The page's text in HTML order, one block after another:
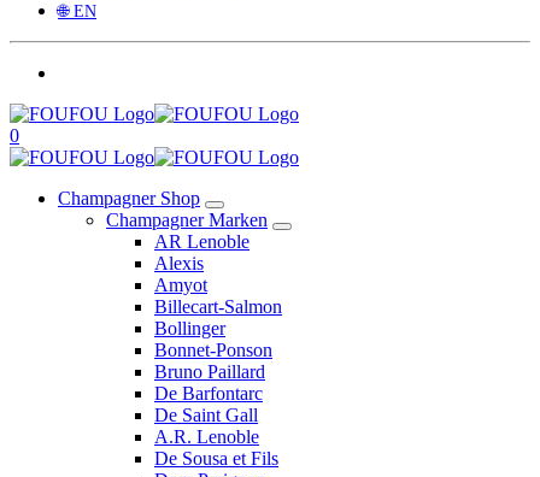
🌐 EN
0
Champagner Shop
Champagner Marken
AR Lenoble
Alexis
Amyot
Billecart-Salmon
Bollinger
Bonnet-Ponson
Bruno Paillard
De Barfontarc
De Saint Gall
A.R. Lenoble
De Sousa et Fils